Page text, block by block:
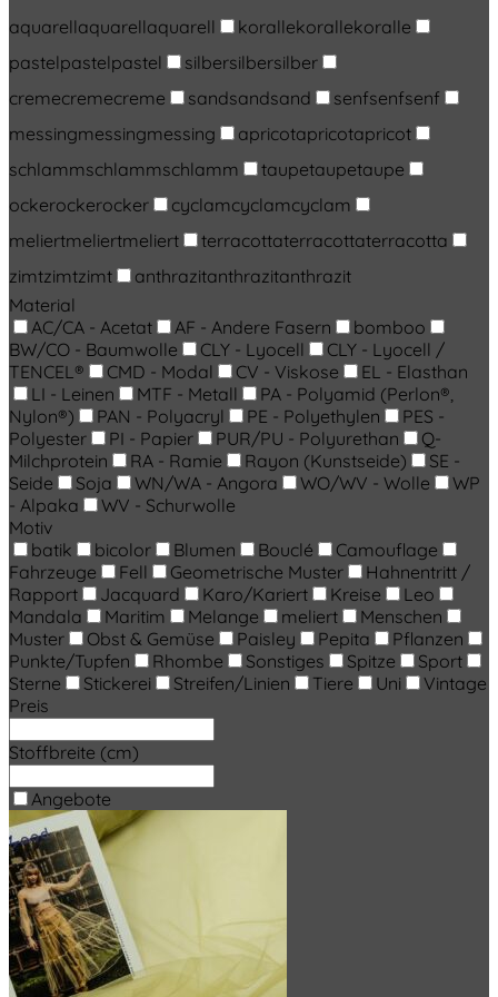
aquarellaquarellaquarell korallekorallekoralle
pastelpastelpastel silbersilbersilber
cremecremecreme sandsandsand senfsenfsenf
messingmessingmessing apricotapricotapricot
schlammschlammschlamm taupetaupetaupe
ockerockerocker cyclamcyclamcyclam
meliertmeliertmeliert terracottaterracottaterracotta
zimtzimtzimt anthrazitanthrazitanthrazit
Material
AC/CA - Acetat
AF - Andere Fasern
bomboo
BW/CO - Baumwolle
CLY - Lyocell
CLY - Lyocell /
TENCEL®
CMD - Modal CV - Viskose
EL - Elasthan
LI - Leinen
MTF - Metall
PA - Polyamid (Perlon®,
Nylon®)
PAN - Polyacryl PE - Polyethylen
PES -
Polyester
PI - Papier PUR/PU - Polyurethan
Q-
Milchprotein
RA - Ramie Rayon (Kunstseide)
SE -
Seide
Soja WN/WA - Angora WO/WV - Wolle
WP
- Alpaka
WV - Schurwolle
Motiv
batik
bicolor Blumen Bouclé
Camouflage
Fahrzeuge
Fell Geometrische Muster
Hahnentritt /
Rapport
Jacquard Karo/Kariert Kreise
Leo
Mandala
Maritim Melange meliert
Menschen
Muster
Obst & Gemüse Paisley Pepita
Pflanzen
Punkte/Tupfen
Rhombe Sonstiges Spitze
Sport
Sterne
Stickerei Streifen/Linien Tiere Uni
Vintage
Preis
Stoffbreite (cm)
Angebote